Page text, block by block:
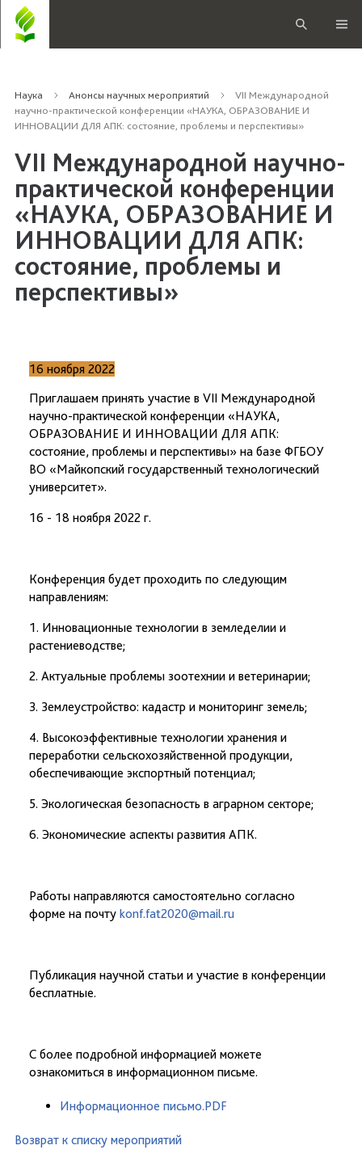
Наука Анонсы научных мероприятий
VII Международной
научно-практической конференции «НАУКА, ОБРАЗОВАНИЕ И
ИННОВАЦИИ ДЛЯ АПК: состояние, проблемы и перспективы»
VII Международной научно-
практической конференции
«НАУКА, ОБРАЗОВАНИЕ И
ИННОВАЦИИ ДЛЯ АПК:
состояние, проблемы и
перспективы»
16 ноября 2022
Приглашаем принять участие в VII Международной
научно-практической конференции «НАУКА,
ОБРАЗОВАНИЕ И ИННОВАЦИИ ДЛЯ АПК:
состояние, проблемы и перспективы» на базе ФГБОУ
ВО «Майкопский государственный технологический
университет».
16 - 18 ноября 2022 г.
Конференция будет проходить по следующим
направлениям:
1. Инновационные технологии в земледелии и
растениеводстве;
2. Актуальные проблемы зоотехнии и ветеринарии;
3. Землеустройство: кадастр и мониторинг земель;
4. Высокоэффективные технологии хранения и
переработки сельскохозяйственной продукции,
обеспечивающие экспортный потенциал;
5. Экологическая безопасность в аграрном секторе;
6. Экономические аспекты развития АПК.
Работы направляются самостоятельно согласно
форме на почту konf.fat2020@mail.ru
Публикация научной статьи и участие в конференции
бесплатные.
С более подробной информацией можете
ознакомиться в информационном письме.
Информационное письмо.PDF
Возврат к списку мероприятий